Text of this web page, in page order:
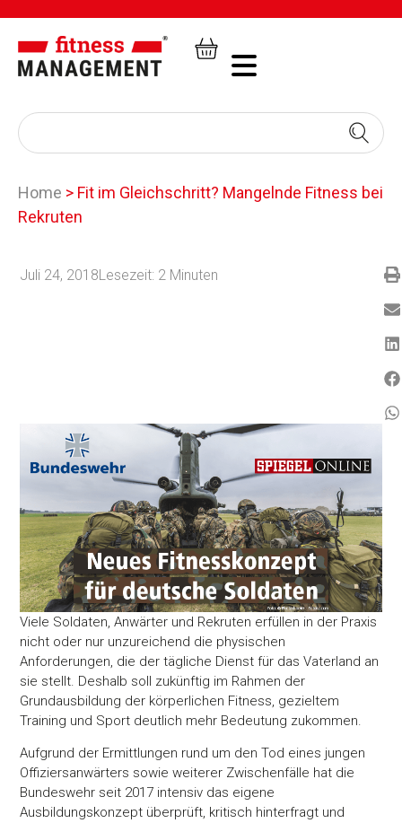
Home > Fit im Gleichschritt? Mangelnde Fitness bei
Rekruten
Juli 24, 2018Lesezeit: 2 Minuten
Viele Soldaten, Anwärter und Rekruten erfüllen in der Praxis
nicht oder nur unzureichend die physischen
Anforderungen, die der tägliche Dienst für das Vaterland an
sie stellt. Deshalb soll zukünftig im Rahmen der
Grundausbildung der körperlichen Fitness, gezieltem
Training und Sport deutlich mehr Bedeutung zukommen.
Aufgrund der Ermittlungen rund um den Tod eines jungen
Offiziersanwärters sowie weiterer Zwischenfälle hat die
Bundeswehr seit 2017 intensiv das eigene
Ausbildungskonzept überprüft, kritisch hinterfragt und